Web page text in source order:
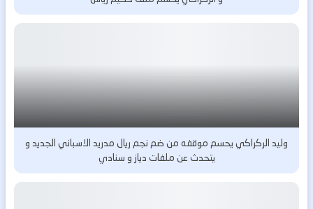
وليد الركراكي يحسم موقفه من ضم نجم ريال مدريد الاسباني الجديد و
يتحدث عن ملفات دياز و سنادي